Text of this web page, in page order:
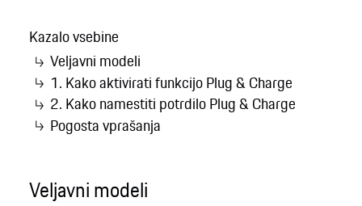
Kazalo vsebine
Veljavni modeli
1. Kako aktivirati funkcijo Plug & Charge
2. Kako namestiti potrdilo Plug & Charge
Pogosta vprašanja
Veljavni modeli